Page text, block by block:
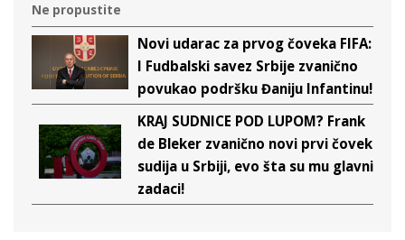
Ne propustite
Novi udarac za prvog čoveka FIFA:
I Fudbalski savez Srbije zvanično
povukao podršku Đaniju Infantinu!
KRAJ SUDNICE POD LUPOM? Frank
de Bleker zvanično novi prvi čovek
sudija u Srbiji, evo šta su mu glavni
zadaci!